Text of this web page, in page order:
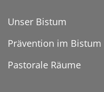
Unser Bistum
Prävention im Bistum
Pastorale Räume